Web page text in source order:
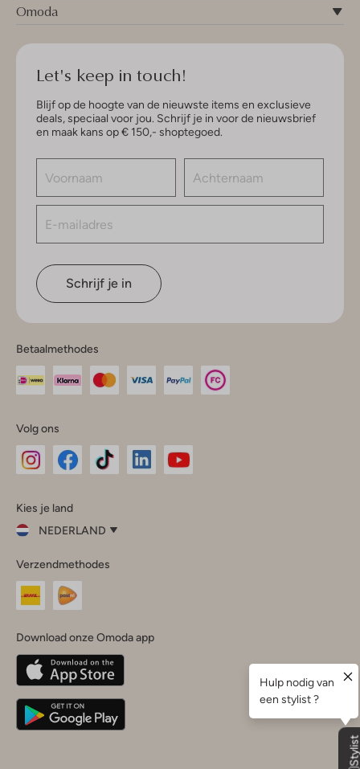
Omoda
Let's keep in touch!
Blijf op de hoogte van de nieuwste items en exclusieve
deals, speciaal voor jou. Schrijf je in voor de nieuwsbrief
en maak kans op € 150,- shoptegoed.
Schrijf je in
Betaalmethodes
Volg ons
InstagramFacebook
Kies je land
NEDERLAND
je
land
Nederland
Belgique(Français)
Deutschland
Verzendmethodes
Download onze Omoda app